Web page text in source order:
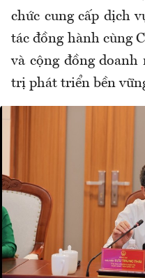
chức cung cấp dịch
tác đồng hành cùng
và cộng đồng
trị phát triển bền